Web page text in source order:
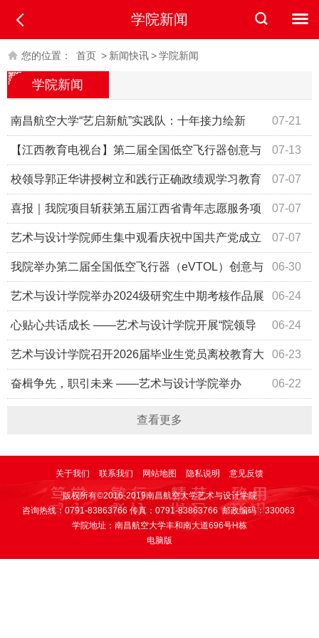
学院新闻
您的位置： 首页 > 新闻快讯>学院新闻
学院新闻
07-21
南昌航空大学“艺启新航”实践队：十年接力绘新
景，专业赋能促振兴 07-13
【江西教育电视台】第二届全国低空飞行器创意与
服务设计论坛在昌举行 07-07
校领导郭正华讲授树立和践行正确政绩观学习教育
专题党课 07-07
喜报｜我院项目斩获第五届江西省青年志愿服务项
目大赛省级银奖！ 07-07
艺术与设计学院师生集中观看庆祝中国共产党成立
105周年大会直播 06-30
我院举办第二届全国低空飞行器（eVTOL）创意与
服务设计论坛 06-24
艺术与设计学院举办2024级研究生中期考核作品展
06-24
心贴心共话成长 ——艺术与设计学院开展“院领导
面对面・共话成长”学生座谈会 06-23
艺术与设计学院召开2026届毕业生党员离校教育大
会 06-22
奋楫争先，职引未来 ——艺术与设计学院举办
查看更多
关于我们 联系我们 网站地图 隐私说明 意见反馈
版权所有©2016-2019南昌航空大学艺术与设计学院
咨询热线：0791-83863766 传真：0791-83863766 邮政编码：330063
学院地址：南昌航空大学丰和南大道696号H栋
电脑版